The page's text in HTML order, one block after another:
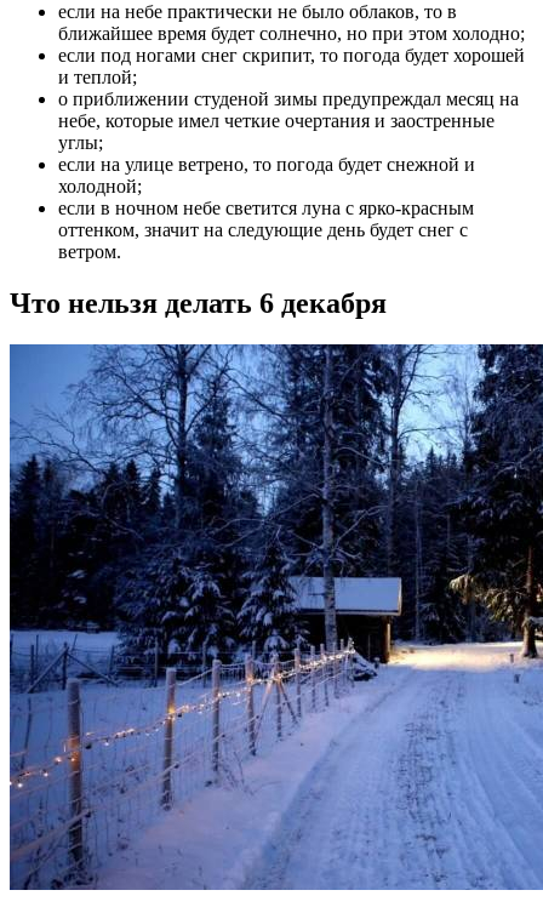
если на небе практически не было облаков, то в
ближайшее время будет солнечно, но при этом холодно;
если под ногами снег скрипит, то погода будет хорошей
и теплой;
о приближении студеной зимы предупреждал месяц на
небе, которые имел четкие очертания и заостренные
углы;
если на улице ветрено, то погода будет снежной и
холодной;
если в ночном небе светится луна с ярко-красным
оттенком, значит на следующие день будет снег с
ветром.
Что нельзя делать 6 декабря